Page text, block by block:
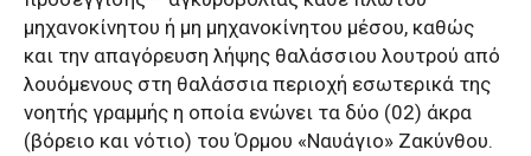
μηχανοκίνητου ή μη μηχανοκίνητου μέσου, καθώς
και την απαγόρευση λήψης θαλάσσιου λουτρού από
λουόμενους στη θαλάσσια περιοχή εσωτερικά της
νοητής γραμμής η οποία ενώνει τα δύο (02) άκρα
(βόρειο και νότιο) του Όρμου «Ναυάγιο» Ζακύνθου.